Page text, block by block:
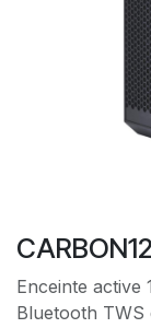
Enceinte active
Bluetooth TWS